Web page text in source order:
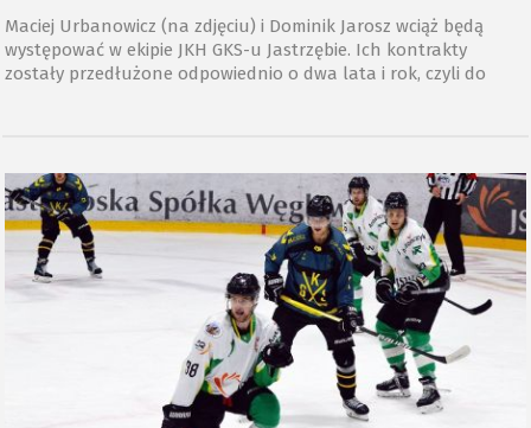
Maciej Urbanowicz (na zdjęciu) i Dominik Jarosz wciąż będą
występować w ekipie JKH GKS-u Jastrzębie. Ich kontrakty
zostały przedłużone odpowiednio o dwa lata i rok, czyli do